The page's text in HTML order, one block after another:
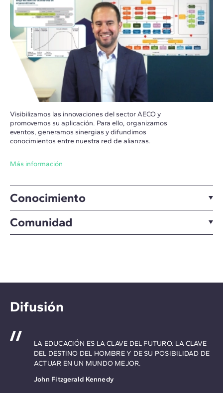
Visibilizamos las innovaciones del sector AECO y
promovemos su aplicación. Para ello, organizamos
eventos, generamos sinergias y difundimos
conocimientos entre nuestra red de alianzas.
Más información
Conocimiento
Comunidad
Difusión
LA EDUCACIÓN ES LA CLAVE DEL FUTURO. LA CLAVE
DEL DESTINO DEL HOMBRE Y DE SU POSIBILIDAD DE
ACTUAR EN UN MUNDO MEJOR.
John Fitzgerald Kennedy